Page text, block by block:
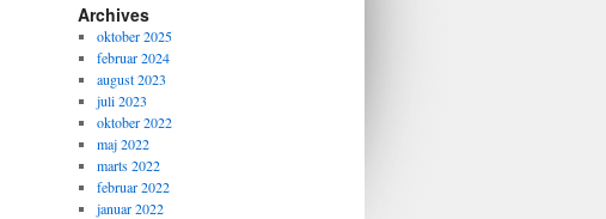
Archives
oktober 2025
februar 2024
august 2023
juli 2023
oktober 2022
maj 2022
marts 2022
februar 2022
januar 2022